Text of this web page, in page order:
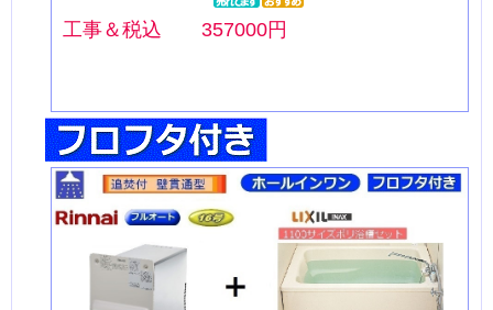
工事＆税込 357000円